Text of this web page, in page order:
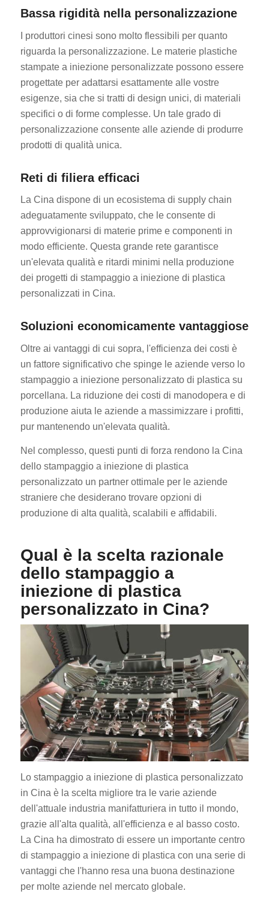
Bassa rigidità nella personalizzazione
I produttori cinesi sono molto flessibili per quanto
riguarda la personalizzazione. Le materie plastiche
stampate a iniezione personalizzate possono essere
progettate per adattarsi esattamente alle vostre
esigenze, sia che si tratti di design unici, di materiali
specifici o di forme complesse. Un tale grado di
personalizzazione consente alle aziende di produrre
prodotti di qualità unica.
Reti di filiera efficaci
La Cina dispone di un ecosistema di supply chain
adeguatamente sviluppato, che le consente di
approvvigionarsi di materie prime e componenti in
modo efficiente. Questa grande rete garantisce
un'elevata qualità e ritardi minimi nella produzione
dei progetti di stampaggio a iniezione di plastica
personalizzati in Cina.
Soluzioni economicamente vantaggiose
Oltre ai vantaggi di cui sopra, l'efficienza dei costi è
un fattore significativo che spinge le aziende verso lo
stampaggio a iniezione personalizzato di plastica su
porcellana. La riduzione dei costi di manodopera e di
produzione aiuta le aziende a massimizzare i profitti,
pur mantenendo un'elevata qualità.
Nel complesso, questi punti di forza rendono la Cina
dello stampaggio a iniezione di plastica
personalizzato un partner ottimale per le aziende
straniere che desiderano trovare opzioni di
produzione di alta qualità, scalabili e affidabili.
Qual è la scelta razionale
dello stampaggio a
iniezione di plastica
personalizzato in Cina?
Lo stampaggio a iniezione di plastica personalizzato
in Cina è la scelta migliore tra le varie aziende
dell'attuale industria manifatturiera in tutto il mondo,
grazie all'alta qualità, all'efficienza e al basso costo.
La Cina ha dimostrato di essere un importante centro
di stampaggio a iniezione di plastica con una serie di
vantaggi che l'hanno resa una buona destinazione
per molte aziende nel mercato globale.